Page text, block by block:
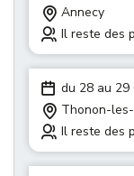
Annecy
Il reste des
du 28 au
Thonon-
Il reste des